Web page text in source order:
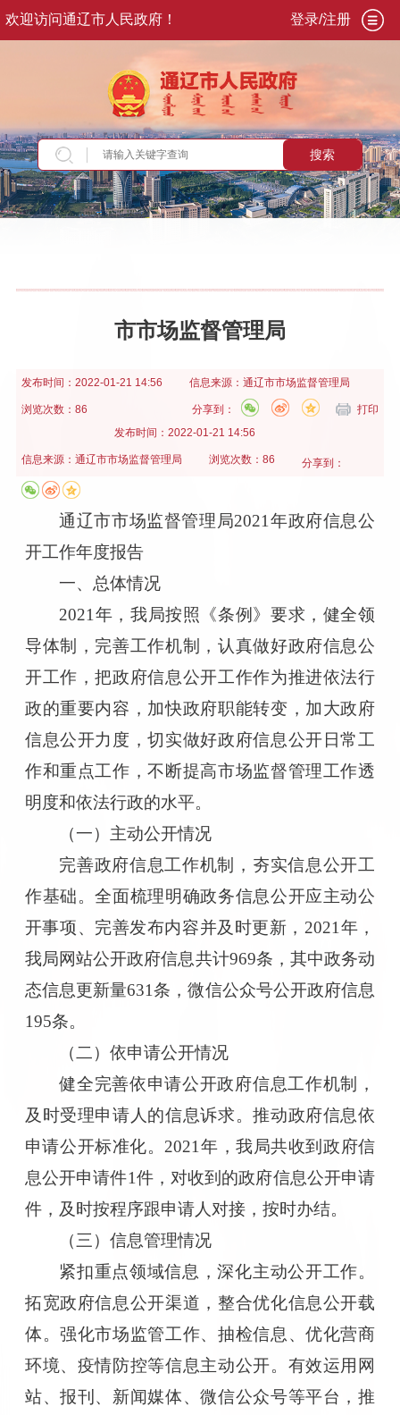
欢迎访问通辽市人民政府！ 登录/注册
搜索
当前位置：首页>政务公开>政府信息公开年报
市市场监督管理局
发布时间： 2022-01-21 14:56 信息来源： 通辽市市场监督管理局
浏览次数：86 打印
分享到：
发布时间： 2022-01-21 14:56
信息来源： 通辽市市场监督管理局 浏览次数：86 分享到：
通辽市市场监督管理局2021年政府信息公
开工作年度报告
一、 总体情况
2021年，我局按照《条例》要求，健全领
导体制，完善工作机制，认真做好政府信息公
开工作，把政府信息公开工作作为推进依法行
政的重要内容，加快政府职能转变，加大政府
信息公开力度，切实做好政府信息公开日常工
作和重点工作，不断提高市场监督管理工作透
明度和依法行政的水平。
（一） 主动公开情况
完善政府信息工作机制，夯实信息公开工
作基础。全面梳理明确政务信息公开应主动公
开事项、完善发布内容并及时更新， 2021年，
我局网站公开政府信息共计969条，其中政务动
态信息更新量631条，微信公众号公开政府信息
195条。
（二）依申请公开情况
健全完善依申请公开政府信息工作机制，
及时受理申请人的信息诉求。推动政府信息依
申请公开标准化。 2021年，我局共收到政府信
息公开申请件1件，对收到的政府信息公开申请
件，及时按程序跟申请人对接，按时办结。
（三 ）信息管理情况
紧扣重点领域信息，深化主动公开工作。
拓宽政府信息公开渠道，整合优化信息公开载
体。强化市场监管工作、抽检信息、优化营商
环境、疫情防控等信息主动公开。有效运用网
站、报刊、新闻媒体、微信公众号等平台，推